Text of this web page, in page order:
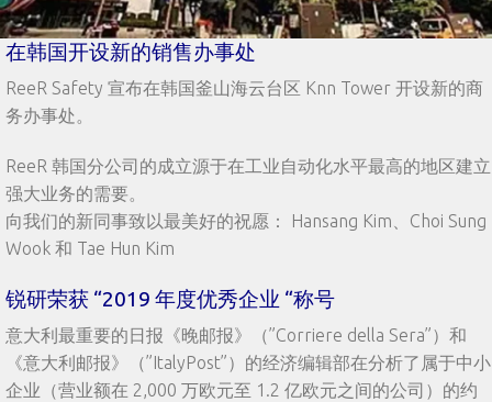
在韩国开设新的销售办事处
ReeR Safety 宣布在韩国釜山海云台区 Knn Tower 开设新的商
务办事处。
ReeR 韩国分公司的成立源于在工业自动化水平最高的地区建立
强大业务的需要。
向我们的新同事致以最美好的祝愿： Hansang Kim、Choi Sung
Wook 和 Tae Hun Kim
锐研荣获 “2019 年度优秀企业 “称号
意大利最重要的日报《晚邮报》（”Corriere della Sera”）和
《意大利邮报》（”ItalyPost”）的经济编辑部在分析了属于中小
企业（营业额在 2,000 万欧元至 1.2 亿欧元之间的公司）的约